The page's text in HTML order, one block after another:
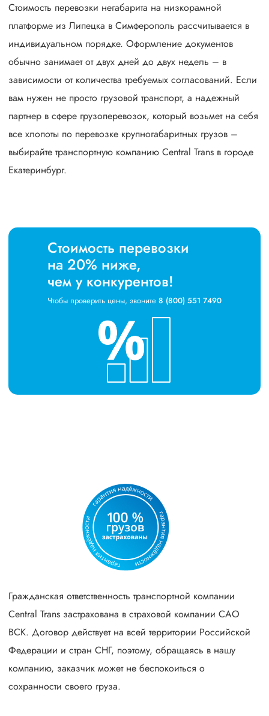
Стоимость перевозки негабарита на низкорамной
платформе из Липецка в Симферополь рассчитывается в
индивидуальном порядке. Оформление документов
обычно занимает от двух дней до двух недель – в
зависимости от количества требуемых согласований. Если
вам нужен не просто грузовой транспорт, а надежный
партнер в сфере грузоперевозок, который возьмет на себя
все хлопоты по перевозке крупногабаритных грузов –
выбирайте транспортную компанию Central Trans в городе
Екатеринбург.
Стоимость перевозки
на 20% ниже,
чем у конкурентов!
Чтобы проверить цены, звоните 8 (800) 551 7490
Гражданская ответственность транспортной компании
Central Trans застрахована в страховой компании САО
ВСК. Договор действует на всей территории Российской
Федерации и стран СНГ, поэтому, обращаясь в нашу
компанию, заказчик может не беспокоиться о
сохранности своего груза.